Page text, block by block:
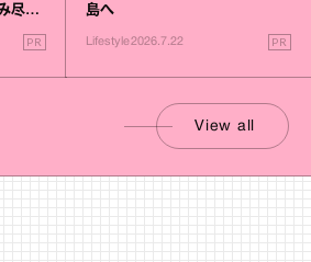
尽く
PR
島へ
Lifestyle2026.7.22 PR
View all